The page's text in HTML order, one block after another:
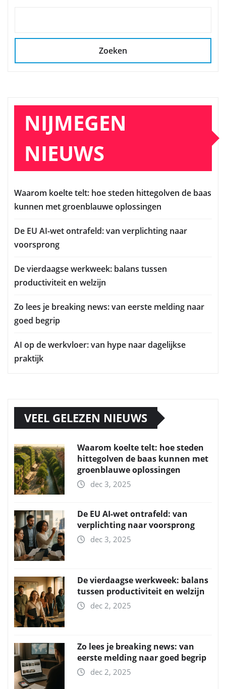
Zoeken
NIJMEGEN
NIEUWS
Waarom koelte telt: hoe steden hittegolven de baas
kunnen met groenblauwe oplossingen
De EU AI-wet ontrafeld: van verplichting naar
voorsprong
De vierdaagse werkweek: balans tussen
productiviteit en welzijn
Zo lees je breaking news: van eerste melding naar
goed begrip
AI op de werkvloer: van hype naar dagelijkse
praktijk
VEEL GELEZEN NIEUWS
Waarom koelte telt: hoe steden
hittegolven de baas kunnen met
groenblauwe oplossingen
dec 3, 2025
De EU AI-wet ontrafeld: van
verplichting naar voorsprong
dec 3, 2025
De vierdaagse werkweek: balans
tussen productiviteit en welzijn
dec 2, 2025
Zo lees je breaking news: van
eerste melding naar goed begrip
dec 2, 2025